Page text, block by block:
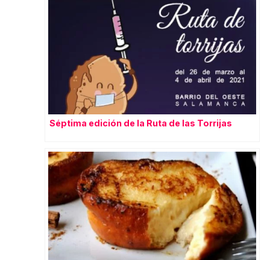
Séptima edición de la Ruta de las Torrijas